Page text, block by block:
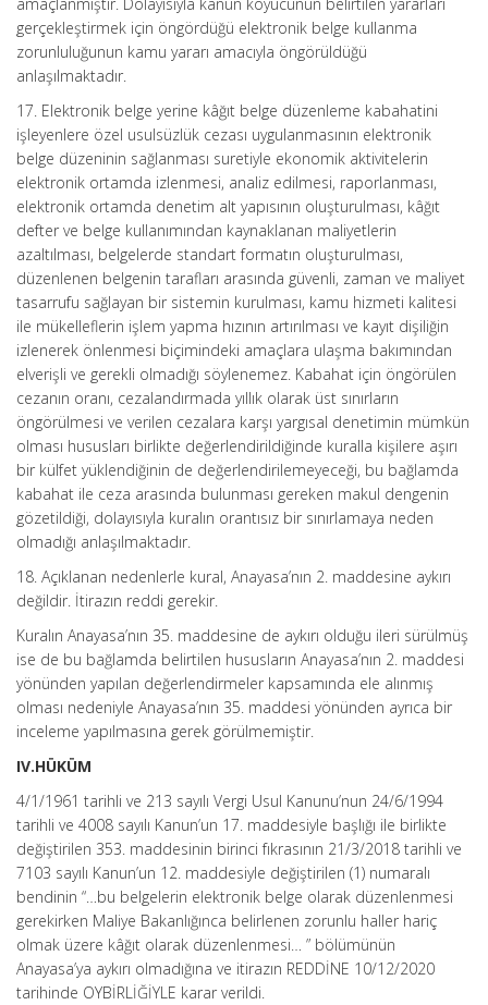
gerçekleştirmek için öngördüğü elektronik belge kullanma
zorunluluğunun kamu yararı amacıyla öngörüldüğü
anlaşılmaktadır.
17. Elektronik belge yerine kâğıt belge düzenleme kabahatini
işleyenlere özel usulsüzlük cezası uygulanmasının elektronik
belge düzeninin sağlanması suretiyle ekonomik aktivitelerin
elektronik ortamda izlenmesi, analiz edilmesi, raporlanması,
elektronik ortamda denetim alt yapısının oluşturulması, kâğıt
defter ve belge kullanımından kaynaklanan maliyetlerin
azaltılması, belgelerde standart formatın oluşturulması,
düzenlenen belgenin tarafları arasında güvenli, zaman ve maliyet
tasarrufu sağlayan bir sistemin kurulması, kamu hizmeti kalitesi
ile mükelleflerin işlem yapma hızının artırılması ve kayıt dişiliğin
izlenerek önlenmesi biçimindeki amaçlara ulaşma bakımından
elverişli ve gerekli olmadığı söylenemez. Kabahat için öngörülen
cezanın oranı, cezalandırmada yıllık olarak üst sınırların
öngörülmesi ve verilen cezalara karşı yargısal denetimin mümkün
olması hususları birlikte değerlendirildiğinde kuralla kişilere aşırı
bir külfet yüklendiğinin de değerlendirilemeyeceği, bu bağlamda
kabahat ile ceza arasında bulunması gereken makul dengenin
gözetildiği, dolayısıyla kuralın orantısız bir sınırlamaya neden
olmadığı anlaşılmaktadır.
18. Açıklanan nedenlerle kural, Anayasa’nın 2. maddesine aykırı
değildir. İtirazın reddi gerekir.
Kuralın Anayasa’nın 35. maddesine de aykırı olduğu ileri sürülmüş
ise de bu bağlamda belirtilen hususların Anayasa’nın 2. maddesi
yönünden yapılan değerlendirmeler kapsamında ele alınmış
olması nedeniyle Anayasa’nın 35. maddesi yönünden ayrıca bir
inceleme yapılmasına gerek görülmemiştir.
IV.HÜKÜM
4/1/1961 tarihli ve 213 sayılı Vergi Usul Kanunu’nun 24/6/1994
tarihli ve 4008 sayılı Kanun’un 17. maddesiyle başlığı ile birlikte
değiştirilen 353. maddesinin birinci fıkrasının 21/3/2018 tarihli ve
7103 sayılı Kanun’un 12. maddesiyle değiştirilen (1) numaralı
bendinin “…bu belgelerin elektronik belge olarak düzenlenmesi
gerekirken Maliye Bakanlığınca belirlenen zorunlu haller hariç
olmak üzere kâğıt olarak düzenlenmesi… ” bölümünün
Anayasa’ya aykırı olmadığına ve itirazın REDDİNE 10/12/2020
tarihinde OYBİRLİĞİYLE karar verildi.